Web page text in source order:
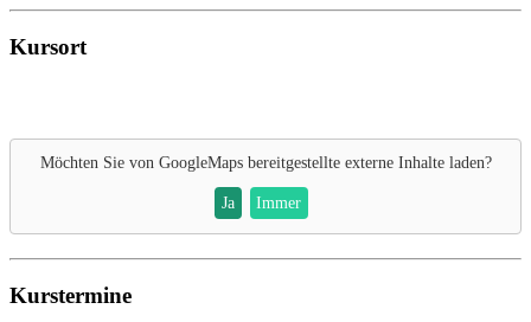
Kursort
Möchten Sie von GoogleMapsbereitgestellte externe Inhalte laden?
Ja Immer
Kurstermine